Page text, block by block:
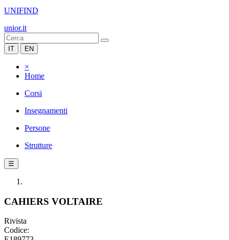
UNIFIND
unior.it
IT EN
×
Home
Corsi
Insegnamenti
Persone
Strutture
☰
CAHIERS VOLTAIRE
Rivista
Codice: